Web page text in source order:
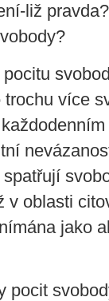
liž
více
oblasti
jako
pocit